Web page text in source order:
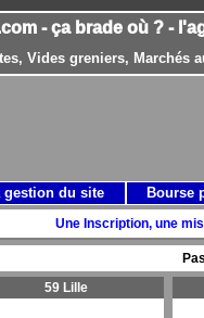
- ça brade où ? -
Vides greniers, Marchés
Une Inscription, une
59 Lille
gestion du site Bourse